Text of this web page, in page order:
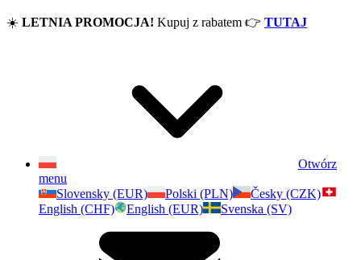
☀️ LETNIA PROMOCJA! Kupuj z rabatem 👉 TUTAJ
Otwórz
menu
Slovensky (EUR)
Polski (PLN)
Česky (CZK)
English (CHF)
English (EUR) Svenska (SV)